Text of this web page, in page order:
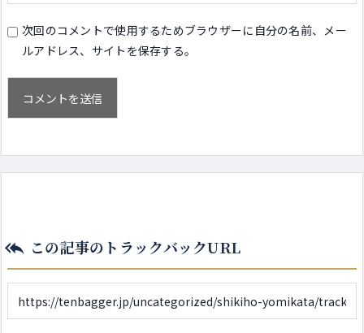
次回のコメントで使用するためブラウザーに自分の名前、メー
ルアドレス、サイトを保存する。
 この記事のトラックバックURL